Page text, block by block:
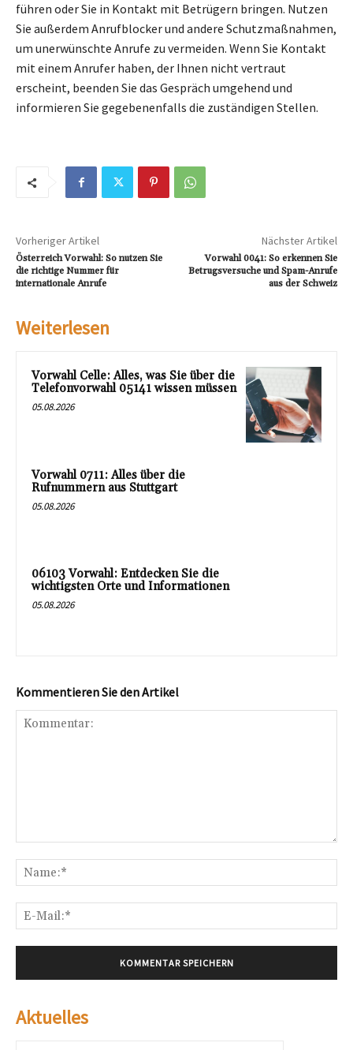
führen oder Sie in Kontakt mit Betrügern bringen. Nutzen
Sie außerdem Anrufblocker und andere Schutzmaßnahmen,
um unerwünschte Anrufe zu vermeiden. Wenn Sie Kontakt
mit einem Anrufer haben, der Ihnen nicht vertraut
erscheint, beenden Sie das Gespräch umgehend und
informieren Sie gegebenenfalls die zuständigen Stellen.
Vorheriger Artikel
Österreich Vorwahl: So nutzen Sie
die richtige Nummer für
internationale Anrufe
Nächster Artikel
Vorwahl 0041: So erkennen Sie
Betrugsversuche und Spam-Anrufe
aus der Schweiz
Weiterlesen
Vorwahl Celle: Alles, was Sie über die
Telefonvorwahl 05141 wissen müssen
05.08.2026
Vorwahl 0711: Alles über die
Rufnummern aus Stuttgart
05.08.2026
06103 Vorwahl: Entdecken Sie die
wichtigsten Orte und Informationen
05.08.2026
Kommentieren Sie den Artikel
Aktuelles